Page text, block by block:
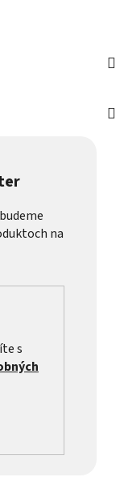
na
s